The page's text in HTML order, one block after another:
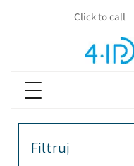
Click to call
Filtruj